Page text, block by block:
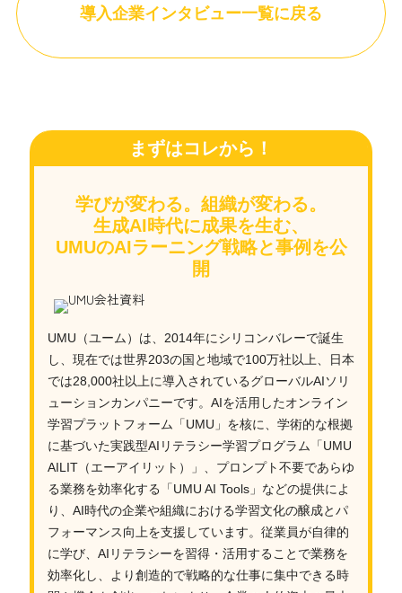
導入企業インタビュー一覧に戻る
まずはコレから！
学びが変わる。組織が変わる。
生成AI時代に成果を生む、
UMUのAIラーニング戦略と事例を公
開
UMU（ユーム）は、2014年にシリコンバレーで誕生
し、現在では世界203の国と地域で100万社以上、日本
では28,000社以上に導入されているグローバルAIソリ
ューションカンパニーです。AIを活用したオンライン
学習プラットフォーム「UMU」を核に、学術的な根拠
に基づいた実践型AIリテラシー学習プログラム「UMU
AILIT（エーアイリット）」、プロンプト不要であらゆ
る業務を効率化する「UMU AI Tools」などの提供によ
り、AI時代の企業や組織における学習文化の醸成とパ
フォーマンス向上を支援しています。従業員が自律的
に学び、AIリテラシーを習得・活用することで業務を
効率化し、より創造的で戦略的な仕事に集中できる時